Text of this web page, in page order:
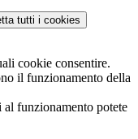
tutti i cookies
cookie consentire.
il funzionamento della
al funzionamento potete